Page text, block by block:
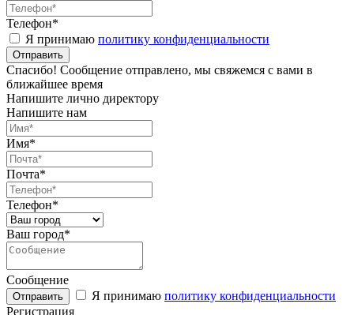
Телефон*
Я принимаю политику конфиденциальности
Спасибо! Сообщение отправлено, мы свяжемся с вами в
ближайшее время
Напишите лично директору
Напишите нам
Имя*
Почта*
Телефон*
Ваш город*
Сообщение
Я принимаю политику конфиденциальности
Регистрация